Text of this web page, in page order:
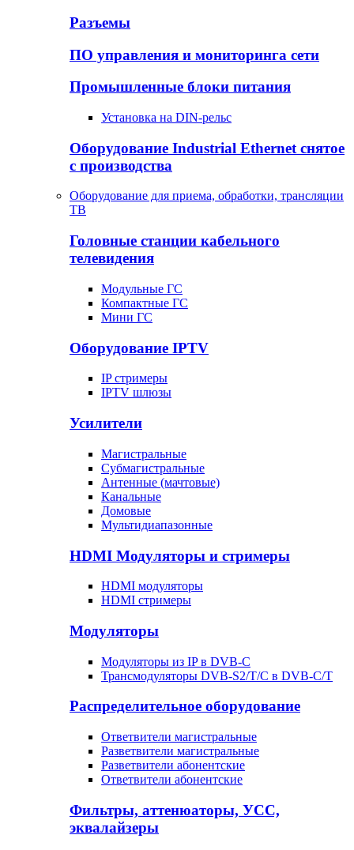
Разъемы
ПО управления и мониторинга сети
Промышленные блоки питания
Установка на DIN-рельс
Оборудование Industrial Ethernet снятое
с производства
Оборудование для приема, обработки, трансляции
ТВ
Головные станции кабельного
телевидения
Модульные ГС
Компактные ГС
Мини ГС
Оборудование IPTV
IP стримеры
IPTV шлюзы
Усилители
Магистральные
Субмагистральные
Антенные (мачтовые)
Канальные
Домовые
Мультидиапазонные
HDMI Модуляторы и стримеры
HDMI модуляторы
HDMI стримеры
Модуляторы
Модуляторы из IP в DVB-C
Трансмодуляторы DVB-S2/T/C в DVB-C/T
Распределительное оборудование
Ответвители магистральные
Разветвители магистральные
Разветвители абонентские
Ответвители абонентские
Фильтры, аттенюаторы, УСС,
эквалайзеры